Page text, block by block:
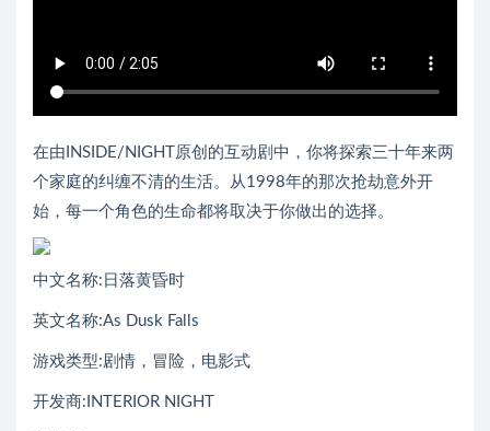
在由INSIDE/NIGHT原创的互动剧中，你将探索三十年来两
个家庭的纠缠不清的生活。从1998年的那次抢劫意外开
始，每一个角色的生命都将取决于你做出的选择。
中文名称:日落黄昏时
英文名称:As Dusk Falls
游戏类型:剧情，冒险，电影式
开发商:INTERIOR NIGHT